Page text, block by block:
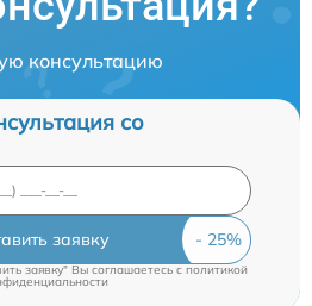
консультацию
со
заявку
заявку" Вы соглашаетесь cполитикой